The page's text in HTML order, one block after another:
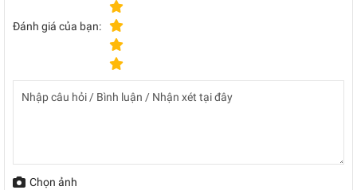
Đánh giá của bạn:
Chọn ảnh